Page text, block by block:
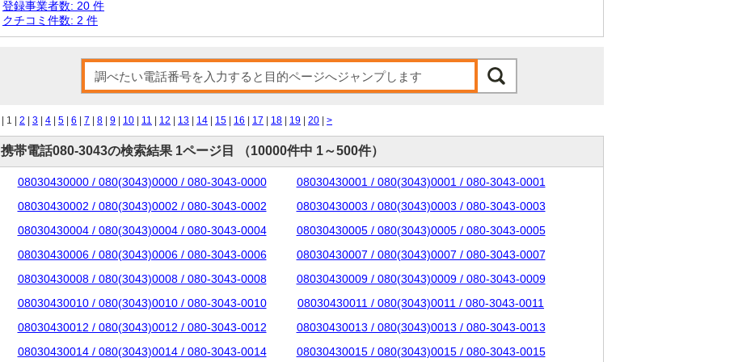
登録事業者数: 20 件
クチコミ件数: 2 件
1 | 2 3 4 5 6 7 8 9 10 11 12 13 14 15 16 17 18 19 20 >
携帯電話080-3043の検索結果 1ページ目 （10000件中 1～500件）
08030430000 / 080(3043)0000 / 080-3043-0000
08030430001 / 080(3043)0001 / 080-3043-0001
08030430002 / 080(3043)0002 / 080-3043-0002
08030430003 / 080(3043)0003 / 080-3043-0003
08030430004 / 080(3043)0004 / 080-3043-0004
08030430005 / 080(3043)0005 / 080-3043-0005
08030430006 / 080(3043)0006 / 080-3043-0006
08030430007 / 080(3043)0007 / 080-3043-0007
08030430008 / 080(3043)0008 / 080-3043-0008
08030430009 / 080(3043)0009 / 080-3043-0009
08030430010 / 080(3043)0010 / 080-3043-0010
08030430011 / 080(3043)0011 / 080-3043-0011
08030430012 / 080(3043)0012 / 080-3043-0012
08030430013 / 080(3043)0013 / 080-3043-0013
08030430014 / 080(3043)0014 / 080-3043-0014
08030430015 / 080(3043)0015 / 080-3043-0015